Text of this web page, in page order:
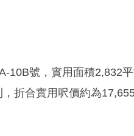
10B號，實用面積2,832
折合實用呎價約為17,655